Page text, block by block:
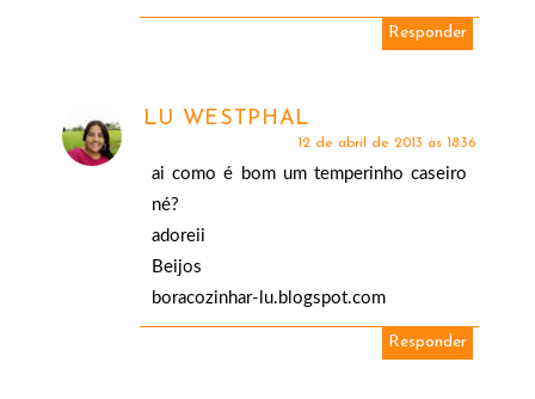
Responder
LU WESTPHAL
12 de abril de 2013 às 18:36
ai como é bom um temperinho caseiro
né?
adoreii
Beijos
boracozinhar-lu.blogspot.com
Responder